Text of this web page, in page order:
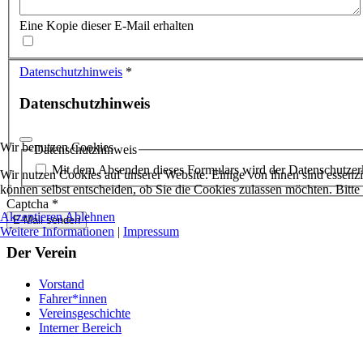
Eine Kopie dieser E-Mail erhalten
Datenschutzhinweis *
Datenschutzhinweis
Datenschutzhinweis
Mit dem Absenden dieses Formulars wird der
Captcha *
E-Mail senden
Der Verein
Vorstand
Fahrer*innen
Vereinsgeschichte
Interner Bereich
Wir benutzen Cookies
Wir nutzen Cookies auf unserer Website. Einige von ihnen sind
können selbst entscheiden, ob Sie die Cookies zulassen möchten.
AkzeptierenAblehnen
Weitere Informationen | Impressum